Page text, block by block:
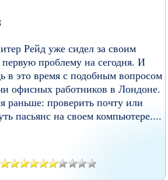
Рейд уже сидел за своим
проблему на сегодня. И
в это время с подобным вопросом
офисных работников в Лондоне.
раньше: проверить почту или
пасьянс на своем компьютере....